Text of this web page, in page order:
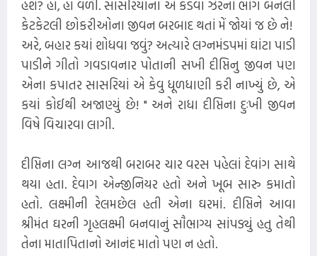
હશે? હા, હા વળી. સાસરિયાના એ કડવા ઝેરનો ભોગ બનેલી
કેટકેટલી છોકરીઓના જીવન બરબાદ થતાં મેં જોયાં જ છે ને!
અરે, બહાર કયાં શોધવા જવું? અત્યારે લગ્નમંડપમાં ઘાંટા પાડી
પાડીને ગીતો ગવડાવનાર પોતાની સખી દીપ્તિનુ જીવન પણ
એના કપાતર સાસરિયાં એ કેવુ ધૂળધાણી કરી નાખ્યું છે, એ
કયાં કોઈથી અજાણ્યું છે! " અને રાધા દીપ્તિના દુઃખી જીવન
વિષે વિચારવા લાગી.
દીપ્તિના લગ્ન આજથી બરાબર ચાર વરસ પહેલાં દેવાંગ સાથે
થયા હતા. દેવાગ એન્જીનિયર હતો અને ખૂબ સારુ કમાતો
હતો. લક્ષ્મીની રેલમછેલ હતી એના ઘરમાં. દીપ્તિને આવા
શ્રીમંત ઘરની ગૃહલક્ષ્મી બનવાનું સૌભાગ્ય સાંપડ્યું હતુ તેથી
તેના માતાપિતાનો આનંદ માતો પણ ન હતો.